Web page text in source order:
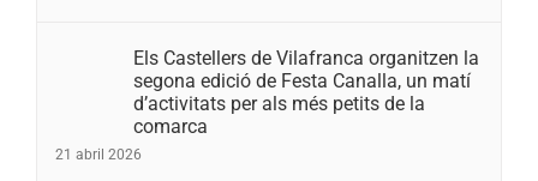
Els Castellers de Vilafranca organitzen la
segona edició de Festa Canalla, un matí
d’activitats per als més petits de la
comarca
21 abril 2026